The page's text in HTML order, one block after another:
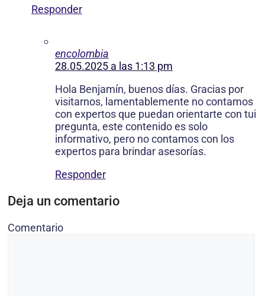
Responder
encolombia
28.05.2025 a las 1:13 pm
Hola Benjamín, buenos días. Gracias por
visitarnos, lamentablemente no contamos
con expertos que puedan orientarte con tui
pregunta, este contenido es solo
informativo, pero no contamos con los
expertos para brindar asesorías.
Responder
Deja un comentario
Comentario